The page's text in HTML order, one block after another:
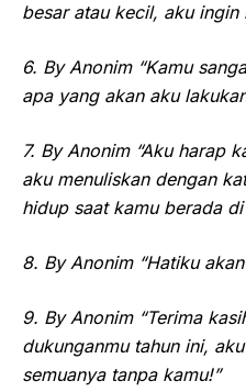
besar atau kecil, aku ingin
6. By Anonim “Kamu
apa yang akan aku
7. By Anonim “Aku harap
aku menuliskan dengan
hidup saat kamu berada di
8. By Anonim “Hatiku
9. By Anonim “Terima
dukunganmu tahun ini,
semuanya tanpa kamu!”